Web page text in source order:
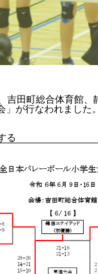
田町総合体育館、
が行なわれました。
る